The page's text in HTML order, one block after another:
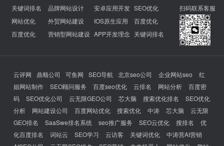
关键词排名
网站优化
百度优化
品牌网站设计
外贸网站建设
营销型网站建设
安卓应用开发
IOS原生应用
APP开发理念
SEO优化
百度优化
关键词排名
扫码联系客服
云评网 鼎顺公司 可鱼网 SEO导航 北京seo公司 企业网站seo
红
姐网站制作
SEO顾问服务 百度seo优化 云排名 网站分析
百度密
码
SEO优化公司 云无限GEO公司 芯大脑 搜索优化排名
SEO优化
分析
网站建设公司 百度网站优化 搜索优化 中涛 芯大脑
云无限
GEO排名
SaaSwe排名系统 seo推广服务 SEO云优化 搜排名
优
化百度排名
词站云 SEO学习 云访客 关键词优化
中涛营AI营销